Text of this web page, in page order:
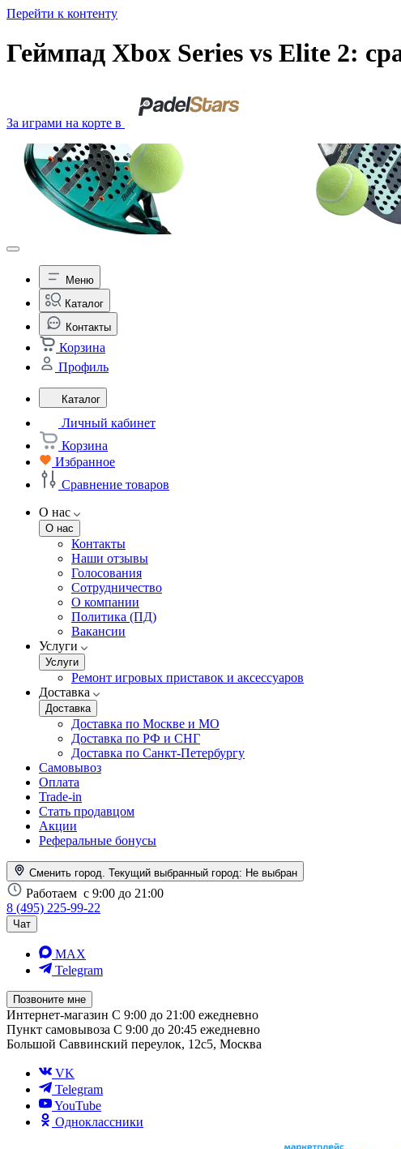
Перейти к контенту
Геймпад Xbox Series vs Elite 2:
За играми на корте в
Меню
Каталог
Контакты
Корзина
Профиль
Каталог
Личный кабинет
Корзина
Избранное
Сравнение товаров
О нас
О нас
Контакты
Наши отзывы
Голосования
Сотрудничество
О компании
Политика (ПД)
Вакансии
Услуги
Услуги
Ремонт игровых приставок и аксессуаров
Доставка
Доставка
Доставка по Москве и МО
Доставка по РФ и СНГ
Доставка по Санкт-Петербургу
Самовывоз
Оплата
Trade-in
Стать продавцом
Акции
Реферальные бонусы
Сменить город. Текущий выбранный город: Не выбран
Работаем с 9:00 до 21:00
8 (495) 225-99-22
Чат
MAX
Telegram
Позвоните мне
Интернет-магазин С 9:00 до 21:00 ежедневно
Пункт самовывоза С 9:00 до 20:45 ежедневно
Большой Саввинский переулок, 12с5, Москва
VK
Telegram
YouTube
Одноклассники